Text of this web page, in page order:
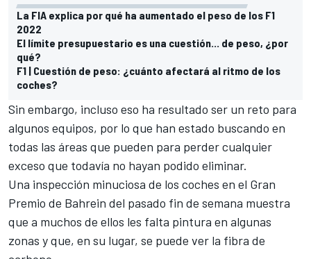
La FIA explica por qué ha aumentado el peso de los F1
2022
El límite presupuestario es una cuestión... de peso, ¿por
qué?
F1 | Cuestión de peso: ¿cuánto afectará al ritmo de los
coches?
Sin embargo, incluso eso ha resultado ser un reto para
algunos equipos, por lo que han estado buscando en
todas las áreas que pueden para perder cualquier
exceso que todavía no hayan podido eliminar.
Una inspección minuciosa de los coches en el Gran
Premio de Bahrein del pasado fin de semana muestra
que a muchos de ellos les falta pintura en algunas
zonas y que, en su lugar, se puede ver la fibra de